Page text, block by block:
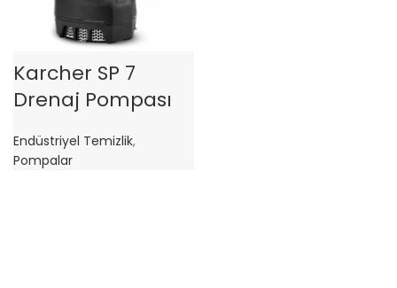
Karcher SP 7
Drenaj Pompası
Endüstriyel Temizlik,
Pompalar